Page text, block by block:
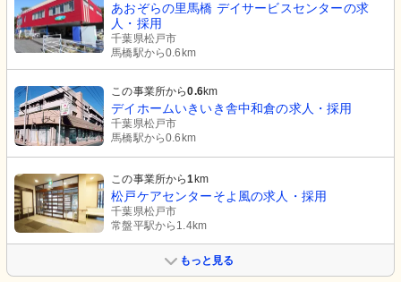
あおぞらの里馬橋 デイサービスセンターの求
人・採用
千葉県松戸市
馬橋駅から0.6km
この事業所から0.6km
デイホームいきいき舎中和倉の求人・採用
千葉県松戸市
馬橋駅から0.6km
この事業所から1 km
松戸ケアセンターそよ風の求人・採用
千葉県松戸市
常盤平駅から1.4km
もっと見る